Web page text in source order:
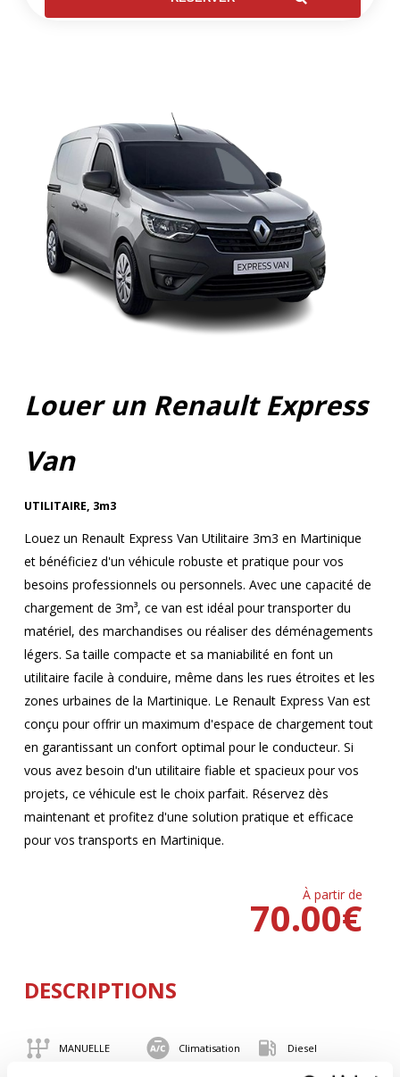
Louer un Renault Express
Van
UTILITAIRE, 3m3
Louez un Renault Express Van Utilitaire 3m3 en Martinique
et bénéficiez d'un véhicule robuste et pratique pour vos
besoins professionnels ou personnels. Avec une capacité de
chargement de 3m³, ce van est idéal pour transporter du
matériel, des marchandises ou réaliser des déménagements
légers. Sa taille compacte et sa maniabilité en font un
utilitaire facile à conduire, même dans les rues étroites et les
zones urbaines de la Martinique. Le Renault Express Van est
conçu pour offrir un maximum d'espace de chargement tout
en garantissant un confort optimal pour le conducteur. Si
vous avez besoin d'un utilitaire fiable et spacieux pour vos
projets, ce véhicule est le choix parfait. Réservez dès
maintenant et profitez d'une solution pratique et efficace
pour vos transports en Martinique.
À partir de
€
70.00
DESCRIPTIONS
MANUELLE Climatisation Diesel